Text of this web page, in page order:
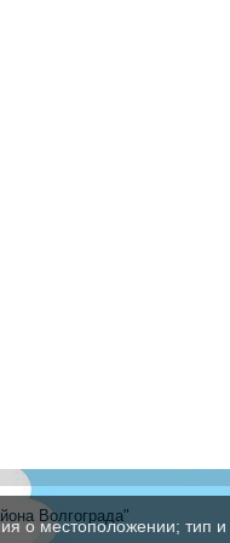
Волгограда"
о местоположении; тип